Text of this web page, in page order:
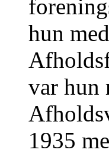
hun
var hun
1935